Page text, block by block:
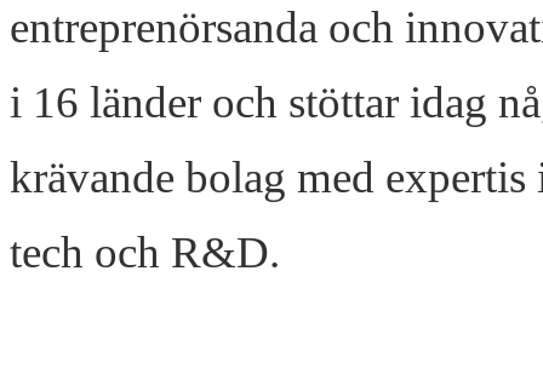
entreprenörsanda och
i 16 länder och stöttar idag
krävande bolag med
tech och R&D.